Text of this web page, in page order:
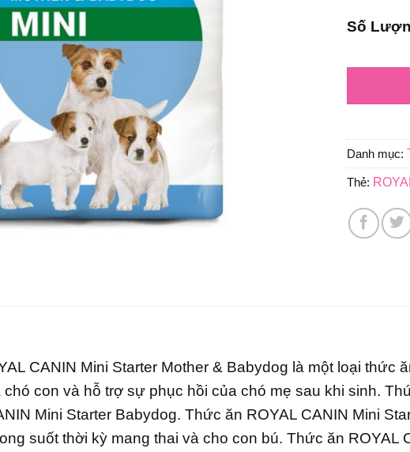
Thức ăn
Danh mục:
Thẻ:
CANIN Mini Starter Mother & Babydog là một loại
con và hỗ trợ sự phục hồi của chó mẹ sau khi sinh.
Mini Starter Babydog. Thức ăn ROYAL CANIN Mini
suốt thời kỳ mang thai và cho con bú. Thức ăn